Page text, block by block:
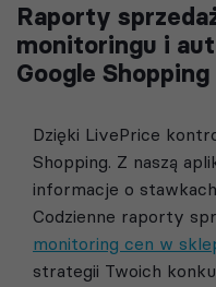
Raporty
monitoringu i
Google Shopping
Dzięki LivePrice
Shopping. Z naszą
informacje o
Codzienne raporty
monitoring cen w
strategii Twoich